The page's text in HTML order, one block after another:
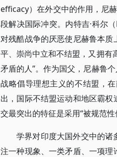
efficacy）在外交中的作用，尼
段解决国际冲突。内特吉·科尔
对残酷战争的厌恶使尼赫鲁本
平、崇尚中立和不结盟，又拥有
矛盾的人”。作为国父，尼赫鲁
战略倡导理想主义的不结盟，
出，国际不结盟运动和地区霸
交最突出的特征是采用“被规范
学界对印度大国外交中的
注一种现象、一类矛盾、一项